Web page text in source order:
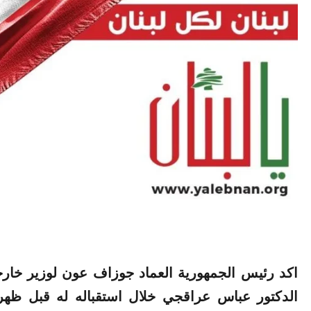
اكد رئيس الجمهورية العماد جوزاف عون لوزير
الدكتور عباس عراقجي خلال استقباله له قبل